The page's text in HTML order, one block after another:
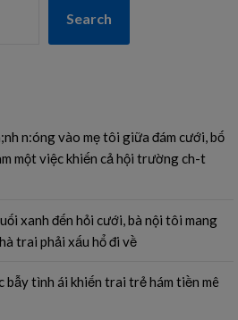
Search
n:óng vào mẹ tôi giữa đám cưới, bố
một việc khiến cả hội trường ch-t
xanh đến hỏi cưới, bà nội tôi mang
trai phải xấu hổ đi về
bẫy tình ái khiến trai trẻ hám tiền mê